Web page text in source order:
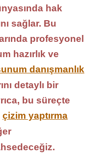
hak
sağlar. Bu
profesyonel
hazırlık ve
danışmanlık
detaylı bir
bu süreçte
çizim yaptırma